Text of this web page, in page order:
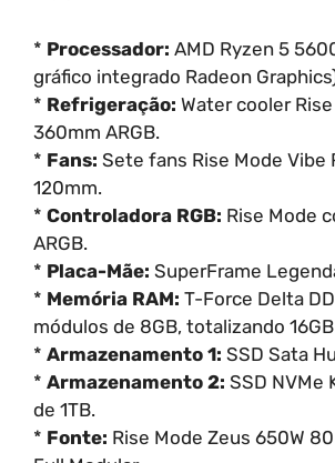
* Processador: AMD Ryzen 5
gráfico integrado Radeon
* Refrigeração: Water cooler
360mm ARGB.
* Fans: Sete fans Rise Mode Vibe
120mm.
* Controladora RGB: Rise Mode
ARGB.
* Placa-Mãe: SuperFrame
* Memória RAM: T-Force Delta
módulos de 8GB, totalizando
* Armazenamento 1: SSD Sata
* Armazenamento 2: SSD NVMe
de 1TB.
* Fonte: Rise Mode Zeus 650W